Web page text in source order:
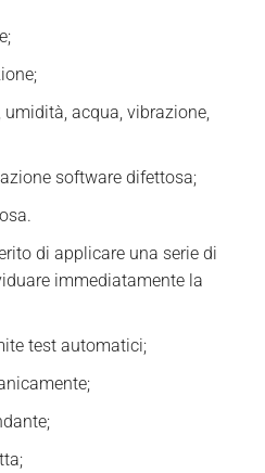
acqua, vibrazione,
software difettosa;
di applicare una serie di
immediatamente la
test automatici;